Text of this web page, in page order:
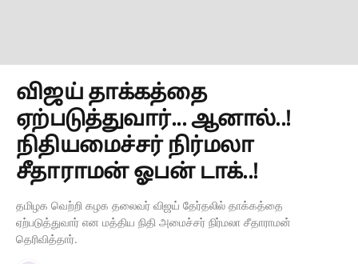
விஜய் தாக்கத்தை
ஏற்படுத்துவார்... ஆனால்..!
நிதியமைச்சர் நிர்மலா
சீதாராமன் ஓபன் டாக்..!
தமிழக வெற்றி கழக தலைவர் விஜய் தேர்தலில் தாக்கத்தை
ஏற்படுத்துவார் என மத்திய நிதி அமைச்சர் நிர்மலா சீதாராமன்
தெரிவித்தார்.